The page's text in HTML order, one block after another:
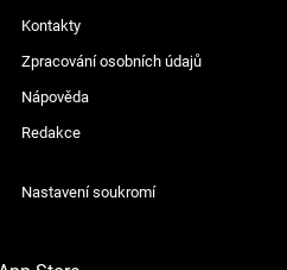
Kontakty
Zpracování osobních údajů
Nápověda
Redakce
Nastavení soukromí